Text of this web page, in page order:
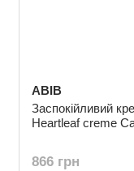
ABIB
Заспокійливий
Heartleaf creme
866 грн